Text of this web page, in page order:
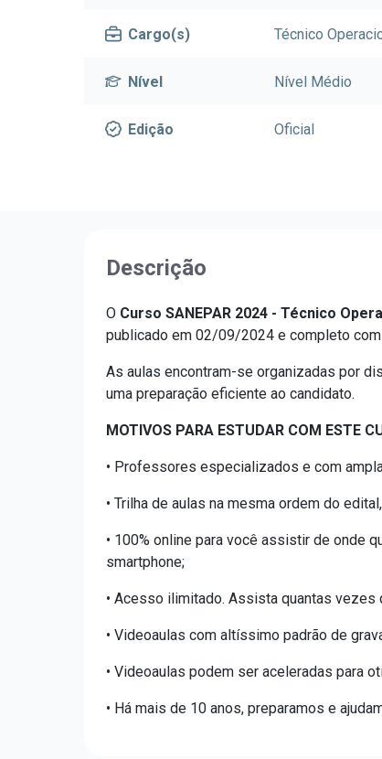
Cargo(s) Técnico
Nível Nível Médio
Edição Oficial
Descrição
O Curso SANEPAR 2024 - Técnico
publicado em 02/09/2024 e completo
As aulas encontram-se organizadas por
uma preparação eficiente ao candidato.
MOTIVOS PARA ESTUDAR COM ESTE
• Professores especializados e com
• Trilha de aulas na mesma ordem do
• 100% online para você assistir de onde
smartphone;
• Acesso ilimitado. Assista quantas
• Videoaulas com altíssimo padrão de
• Videoaulas podem ser aceleradas para
• Há mais de 10 anos, preparamos e